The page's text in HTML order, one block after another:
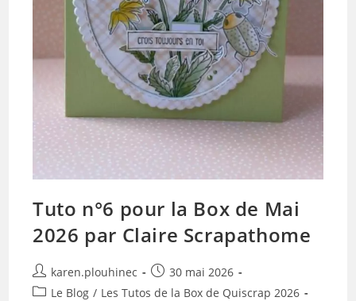
Tuto n°6 pour la Box de Mai
2026 par Claire Scrapathome
Auteur/autrice
de
karen.plouhinec
Publication
publiée :
30 mai 2026
PostLe Blog / Les Tutos de la Box de Quiscrap 2026